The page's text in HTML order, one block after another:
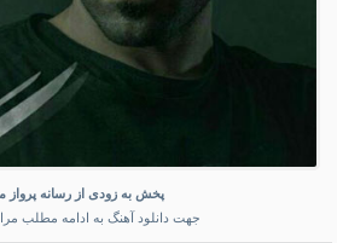
پخش به زودی از رسانه پرواز
جهت دانلود آهنگ به ادامه مطلب